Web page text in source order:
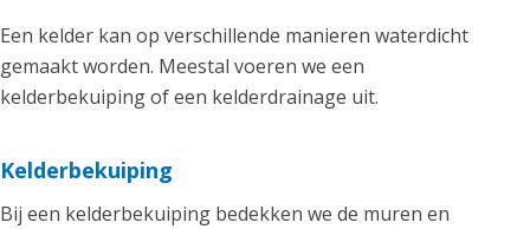
Een kelder kan op verschillende manieren waterdicht
gemaakt worden. Meestal voeren we een
kelderbekuiping of een kelderdrainage uit.
Kelderbekuiping
Bij een kelderbekuiping bedekken we de muren en